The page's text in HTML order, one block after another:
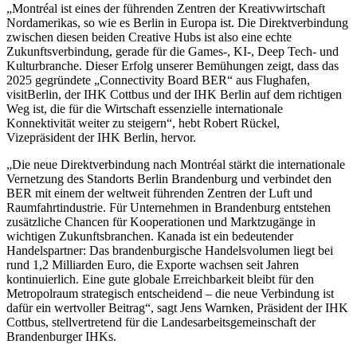
„Montréal ist eines der führenden Zentren der Kreativwirtschaft
Nordamerikas, so wie es Berlin in Europa ist. Die Direktverbindung
zwischen diesen beiden Creative Hubs ist also eine echte
Zukunftsverbindung, gerade für die Games-, KI-, Deep Tech- und
Kulturbranche. Dieser Erfolg unserer Bemühungen zeigt, dass das
2025 gegründete „Connectivity Board BER“ aus Flughafen,
visitBerlin, der IHK Cottbus und der IHK Berlin auf dem richtigen
Weg ist, die für die Wirtschaft essenzielle internationale
Konnektivität weiter zu steigern“, hebt Robert Rückel,
Vizepräsident der IHK Berlin, hervor.
„Die neue Direktverbindung nach Montréal stärkt die internationale
Vernetzung des Standorts Berlin Brandenburg und verbindet den
BER mit einem der weltweit führenden Zentren der Luft und
Raumfahrtindustrie. Für Unternehmen in Brandenburg entstehen
zusätzliche Chancen für Kooperationen und Marktzugänge in
wichtigen Zukunftsbranchen. Kanada ist ein bedeutender
Handelspartner: Das brandenburgische Handelsvolumen liegt bei
rund 1,2 Milliarden Euro, die Exporte wachsen seit Jahren
kontinuierlich. Eine gute globale Erreichbarkeit bleibt für den
Metropolraum strategisch entscheidend – die neue Verbindung ist
dafür ein wertvoller Beitrag“, sagt Jens Warnken, Präsident der IHK
Cottbus, stellvertretend für die Landesarbeitsgemeinschaft der
Brandenburger IHKs.